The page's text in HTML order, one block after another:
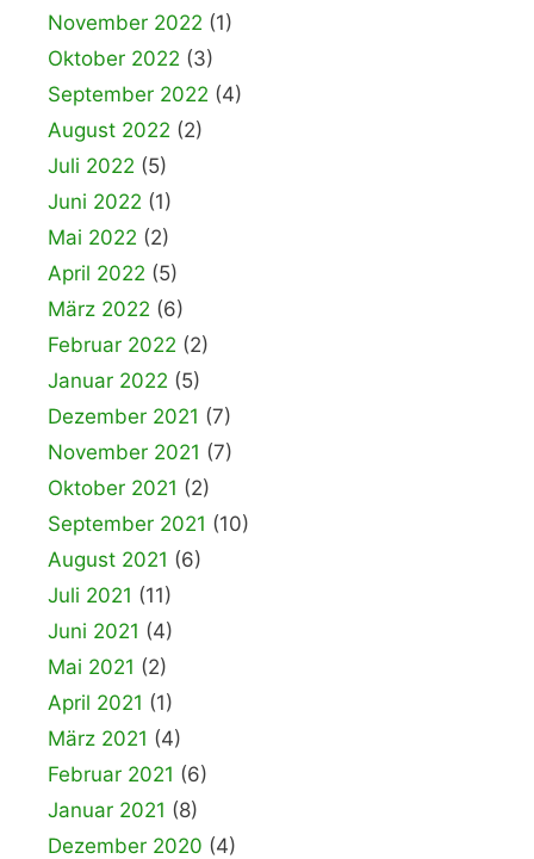
November 2022 (1)
Oktober 2022 (3)
September 2022 (4)
August 2022 (2)
Juli 2022 (5)
Juni 2022 (1)
Mai 2022 (2)
April 2022 (5)
März 2022 (6)
Februar 2022 (2)
Januar 2022 (5)
Dezember 2021 (7)
November 2021 (7)
Oktober 2021 (2)
September 2021 (10)
August 2021 (6)
Juli 2021 (11)
Juni 2021 (4)
Mai 2021 (2)
April 2021 (1)
März 2021 (4)
Februar 2021 (6)
Januar 2021 (8)
Dezember 2020 (4)